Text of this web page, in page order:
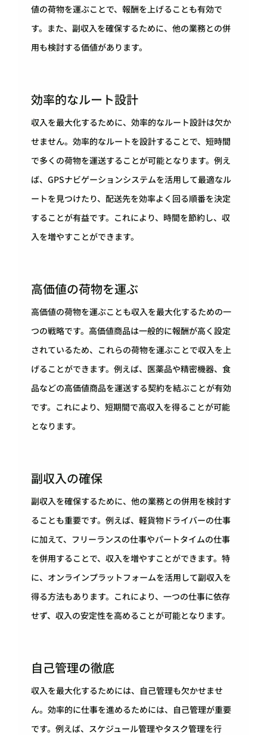
値の荷物を運ぶことで、報酬を上げることも有効で
す。また、副収入を確保するために、他の業務との併
用も検討する価値があります。
効率的なルート設計
収入を最大化するために、効率的なルート設計は欠か
せません。効率的なルートを設計することで、短時間
で多くの荷物を運送することが可能となります。例え
ば、GPSナビゲーションシステムを活用して最適なル
ートを見つけたり、配送先を効率よく回る順番を決定
することが有益です。これにより、時間を節約し、収
入を増やすことができます。
高価値の荷物を運ぶ
高価値の荷物を運ぶことも収入を最大化するための一
つの戦略です。高価値商品は一般的に報酬が高く設定
されているため、これらの荷物を運ぶことで収入を上
げることができます。例えば、医薬品や精密機器、食
品などの高価値商品を運送する契約を結ぶことが有効
です。これにより、短期間で高収入を得ることが可能
となります。
副収入の確保
副収入を確保するために、他の業務との併用を検討す
ることも重要です。例えば、軽貨物ドライバーの仕事
に加えて、フリーランスの仕事やパートタイムの仕事
を併用することで、収入を増やすことができます。特
に、オンラインプラットフォームを活用して副収入を
得る方法もあります。これにより、一つの仕事に依存
せず、収入の安定性を高めることが可能となります。
自己管理の徹底
収入を最大化するためには、自己管理も欠かせませ
ん。効率的に仕事を進めるためには、自己管理が重要
です。例えば、スケジュール管理やタスク管理を行